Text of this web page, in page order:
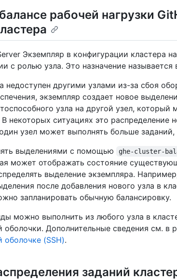
рабочей нагрузки
Экземпляр в конфигурации кластера
с ролью узла. Это назначение называется
недоступен другими узлами из-за сбоя
экземпляр создает новое
узла на другой узел, который
некоторых ситуациях это распределение
узел может выполнять больше
выделениями с помощью
ghe-cluster-
может отображать состояние
выделение экземпляра.
после добавления нового узла в
запланировать обычную балансировку.
можно выполнить из любого узла в
оболочки. Дополнительные сведения см. в
оболочке (SSH).
заданий